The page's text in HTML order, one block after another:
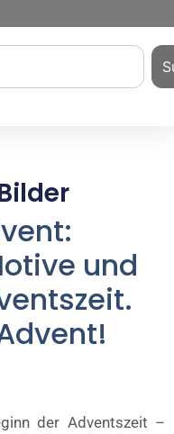
und
der Adventszeit –